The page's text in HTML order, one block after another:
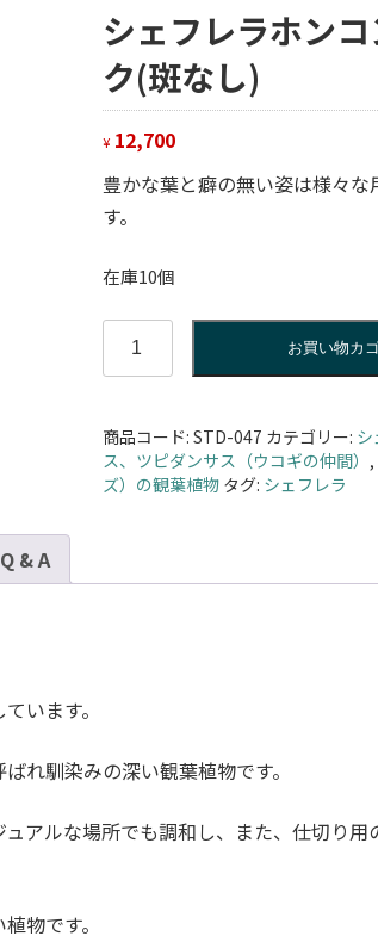
シェフレラホン
ク(斑なし)
¥ 12,700
豊かな葉と癖の無い姿は様々な
す。
在庫10個
ラ
ホ
カ
し)
お買い物カ
商品コード:STD-047 カテゴリー:
ス、ツピダンサス（ウコギの仲間） ,
ズ）の観葉植物 タグ: シェフレラ
Q & A
います。
れ馴染みの深い観葉植物です。
アルな場所でも調和し、また、仕切り用
物です。